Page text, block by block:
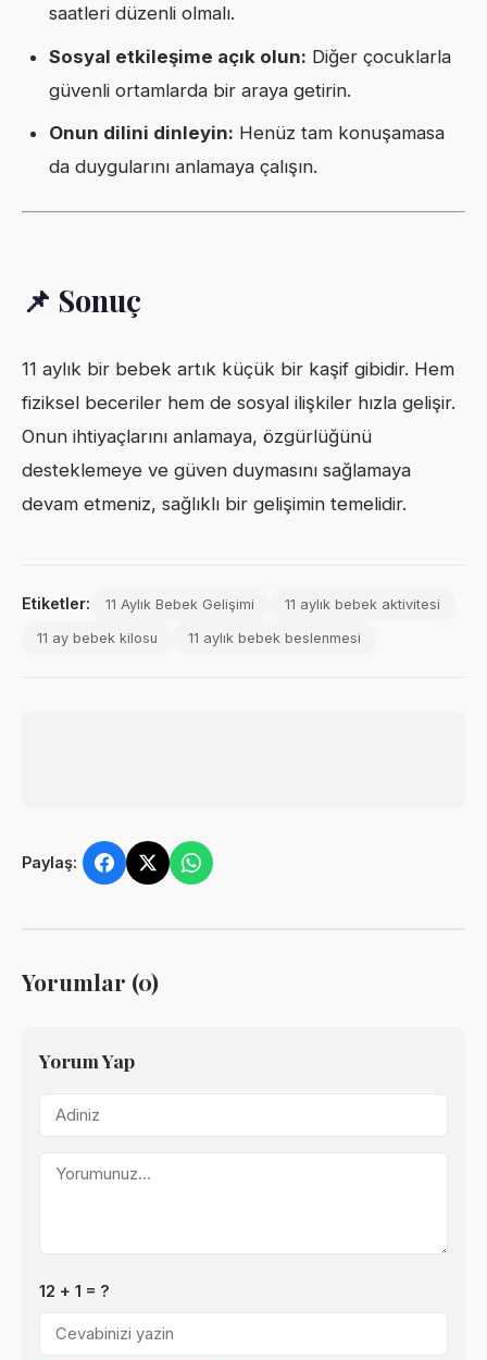
saatleri düzenli olmalı.
Sosyal etkileşime açık olun: Diğer çocuklarla
güvenli ortamlarda bir araya getirin.
Onun dilini dinleyin: Henüz tam konuşamasa
da duygularını anlamaya çalışın.
📌 Sonuç
11 aylık bir bebek artık küçük bir kaşif gibidir. Hem
fiziksel beceriler hem de sosyal ilişkiler hızla gelişir.
Onun ihtiyaçlarını anlamaya, özgürlüğünü
desteklemeye ve güven duymasını sağlamaya
devam etmeniz, sağlıklı bir gelişimin temelidir.
Etiketler: 11 Aylık Bebek Gelişimi 11 aylık bebek aktivitesi
11 ay bebek kilosu 11 aylık bebek beslenmesi
Paylaş:
Yorumlar (0)
Yorum Yap
12 + 1 = ?